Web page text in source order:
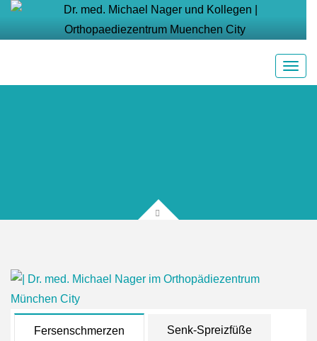
Fersenschmerzen Senk-Spreizfüße